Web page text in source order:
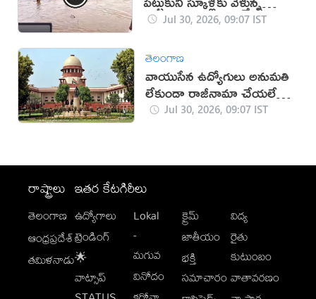
చిన్నారులు
Jul 30, 2026, 09:07 IST
తెలంగాణ
వాయుసేన ఉద్యోగులు అనుమతి
లేకుండా రాజీనామా చేయలేరు:
సుప్రీంకోర్టు
Jul 30, 2026, 09:07 IST
రాష్ట్రాలు
తెలంగాణ
ఆంధ్రప్రదేశ్
తమిళనాడు
ఇతర కేటగిరీలు
ఉద్యోగాలు
ట్రెండింగ్
🌟
వాట్సాప్
Lokal
-
మగువ
వినోదం
క్రైమ్
జాతీయం
భక్తి
సమాచారం
విద్య
రైతు
కుటుంబం
వాతావరణం